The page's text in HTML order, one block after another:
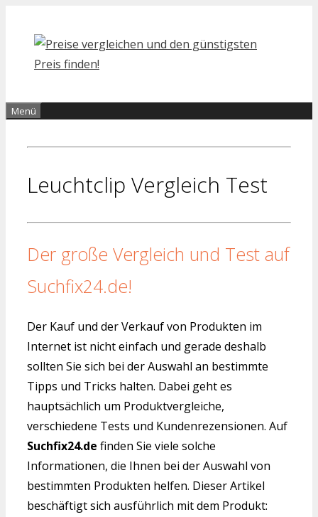
Inhalt
springen
Menü
Leuchtclip Vergleich Test
Der große Vergleich und Test auf
Suchfix24.de!
Der Kauf und der Verkauf von Produkten im
Internet ist nicht einfach und gerade deshalb
sollten Sie sich bei der Auswahl an bestimmte
Tipps und Tricks halten. Dabei geht es
hauptsächlich um Produktvergleiche,
verschiedene Tests und Kundenrezensionen. Auf
Suchfix24.de finden Sie viele solche
Informationen, die Ihnen bei der Auswahl von
bestimmten Produkten helfen. Dieser Artikel
beschäftigt sich ausführlich mit dem Produkt: